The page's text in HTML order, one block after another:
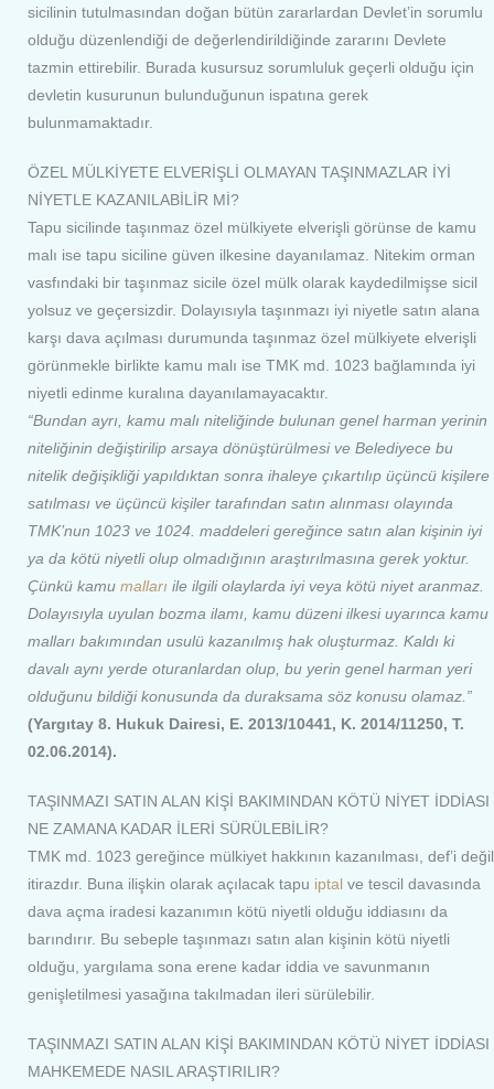
sicilinin tutulmasından doğan bütün zararlardan Devlet’in sorumlu
olduğu düzenlendiği de değerlendirildiğinde zararını Devlete
tazmin ettirebilir. Burada kusursuz sorumluluk geçerli olduğu için
devletin kusurunun bulunduğunun ispatına gerek
bulunmamaktadır.
ÖZEL MÜLKİYETE ELVERİŞLİ OLMAYAN TAŞINMAZLAR İYİ
NİYETLE KAZANILABİLİR Mİ?
Tapu sicilinde taşınmaz özel mülkiyete elverişli görünse de kamu
malı ise tapu siciline güven ilkesine dayanılamaz. Nitekim orman
vasfındaki bir taşınmaz sicile özel mülk olarak kaydedilmişse sicil
yolsuz ve geçersizdir. Dolayısıyla taşınmazı iyi niyetle satın alana
karşı dava açılması durumunda taşınmaz özel mülkiyete elverişli
görünmekle birlikte kamu malı ise TMK md. 1023 bağlamında iyi
niyetli edinme kuralına dayanılamayacaktır.
“Bundan ayrı, kamu malı niteliğinde bulunan genel harman yerinin
niteliğinin değiştirilip arsaya dönüştürülmesi ve Belediyece bu
nitelik değişikliği yapıldıktan sonra ihaleye çıkartılıp üçüncü kişilere
satılması ve üçüncü kişiler tarafından satın alınması olayında
TMK’nun 1023 ve 1024. maddeleri gereğince satın alan kişinin iyi
ya da kötü niyetli olup olmadığının araştırılmasına gerek yoktur.
Çünkü kamu malları ile ilgili olaylarda iyi veya kötü niyet aranmaz.
Dolayısıyla uyulan bozma ilamı, kamu düzeni ilkesi uyarınca kamu
malları bakımından usulü kazanılmış hak oluşturmaz. Kaldı ki
davalı aynı yerde oturanlardan olup, bu yerin genel harman yeri
olduğunu bildiği konusunda da duraksama söz konusu olamaz.”
(Yargıtay 8. Hukuk Dairesi, E. 2013/10441, K. 2014/11250, T.
02.06.2014).
TAŞINMAZI SATIN ALAN KİŞİ BAKIMINDAN KÖTÜ NİYET İDDİASI
NE ZAMANA KADAR İLERİ SÜRÜLEBİLİR?
TMK md. 1023 gereğince mülkiyet hakkının kazanılması, def’i değil
itirazdır. Buna ilişkin olarak açılacak tapu iptal ve tescil davasında
dava açma iradesi kazanımın kötü niyetli olduğu iddiasını da
barındırır. Bu sebeple taşınmazı satın alan kişinin kötü niyetli
olduğu, yargılama sona erene kadar iddia ve savunmanın
genişletilmesi yasağına takılmadan ileri sürülebilir.
TAŞINMAZI SATIN ALAN KİŞİ BAKIMINDAN KÖTÜ NİYET İDDİASI
MAHKEMEDE NASIL ARAŞTIRILIR?